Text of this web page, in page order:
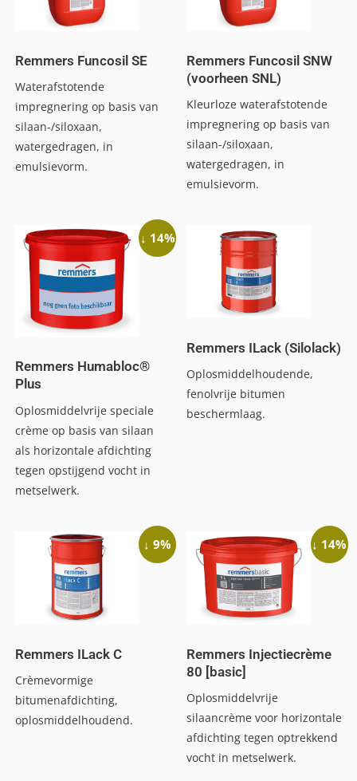
Remmers Funcosil SE
Waterafstotende
impregnering op basis van
silaan-/siloxaan,
watergedragen, in
emulsievorm.
Remmers Funcosil SNW
(voorheen SNL)
Kleurloze waterafstotende
impregnering op basis van
silaan-/siloxaan,
watergedragen, in
emulsievorm.
↓ 14%
Remmers Humabloc®
Plus
Oplosmiddelvrije speciale
crème op basis van silaan
als horizontale afdichting
tegen opstijgend vocht in
metselwerk.
Remmers ILack (Silolack)
Oplosmiddelhoudende,
fenolvrije bitumen
beschermlaag.
↓ 9%
Remmers ILack C
Crèmevormige
bitumenafdichting,
oplosmiddelhoudend.
↓ 14%
Remmers Injectiecrème
80 [basic]
Oplosmiddelvrije
silaancrème voor horizontale
afdichting tegen optrekkend
vocht in metselwerk.